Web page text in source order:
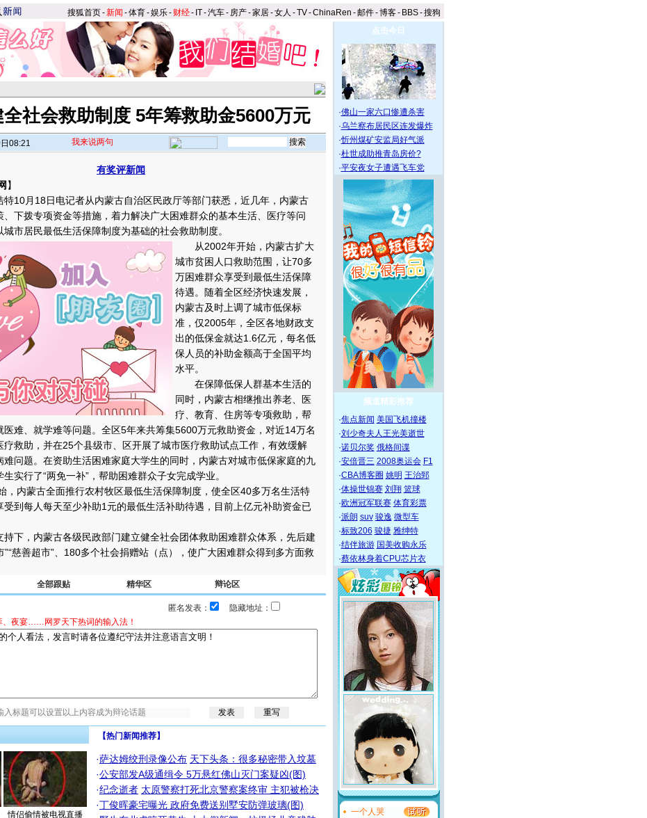
搜狐首页-新闻 -体育-娱乐- 财经- IT-汽车- 房产-家居-女人 -TV-ChinaRen -邮件-博客- BBS-搜狗
社会救助制度 5年筹救助金5600万元
08:21 我来说两句
有奖评新闻
】
月18日电记者从内蒙古自治区民政厅等部门获悉，近几年，内蒙古
、下拨专项资金等措施，着力解决广大困难群众的基本生活、医疗等问
市居民最低生活保障制度为基础的社会救助制度。
从2002年开始，内蒙古扩大
城市贫困人口救助范围，让70多
万困难群众享受到最低生活保障
待遇。随着全区经济快速发展，
内蒙古及时上调了城市低保标
准，仅2005年，全区各地财政支
出的低保金就达1.6亿元，每名低
保人员的补助金额高于全国平均
水平。
在保障低保人群基本生活的
同时，内蒙古相继推出养老、医
疗、教育、住房等专项救助，帮
医难、就学难等问题。全区5年来共筹集5600万元救助资金，对近14万名
疗救助，并在25个县级市、区开展了城市医疗救助试点工作，有效缓解
难问题。在资助生活困难家庭大学生的同时，内蒙古对城市低保家庭的九
实行了“两免一补”，帮助困难群众子女完成学业。
内蒙古全面推行农村牧区最低生活保障制度，使全区40多万名生活特
受到每人每天至少补助1元的最低生活补助待遇，目前上亿元补助资金已
，内蒙古各级民政部门建立健全社会团体救助困难群众体系，先后建
”“慈善超市”、180多个社会捐赠站（点），使广大困难群众得到多方面救
全部跟贴 精华区 辩论区
匿名发表：
隐藏地址：
、夜宴……网罗天下热词的输入法！
情侣偷情被电视直播
【热门新闻推荐】
·萨达姆绞刑录像公布 天下头条：很多秘密带入坟墓
·公安部发A级通缉令 5万悬红佛山灭门案疑凶(图)
·纪念逝者 太原警察打死北京警察案终审 主犯被枪决
·丁俊晖豪宅曝光 政府免费送别墅安防弹玻璃(图)
点击今日
·佛山一家六口惨遭杀害
·乌兰察布居民区连发爆炸
·忻州煤矿安监局好气派
·杜世成助推青岛房价?
·平安夜女子遭遇飞车党
频道精彩推荐
·焦点新闻 美国飞机撞楼
·刘少奇夫人王光美逝世
·诺贝尔奖 俄格间谍
·安倍晋三 2008奥运会 F1
·CBA博客圈 姚明 王治郅
·体操世锦赛 刘翔 篮球
·欧洲冠军联赛 体育彩票
·派朗 suv 骏逸 微型车
·标致206 骏捷 雅绅特
·结伴旅游 国美收购永乐
·蔡依林身着CPU芯片衣
一个人哭